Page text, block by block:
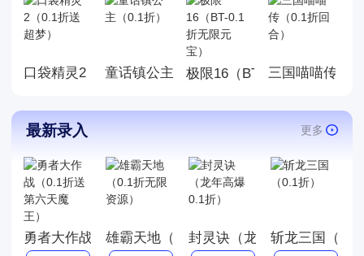
玩的游戏。玩法丰厚，画面精
美，喜欢就来玩，赶快来下载
体验吧!
口袋精灵2（0.1折送超梦）
童话镇公主（0.1折）极限16（BT-0.1折无限元宝
三国喵喵传（
最新录入 更多
勇者大作战（0.1折送第六天魔王）
雄霸天地（0.1折无限资源）
封灵诀（龙年高爆0.1折）
斩龙三国（0.1